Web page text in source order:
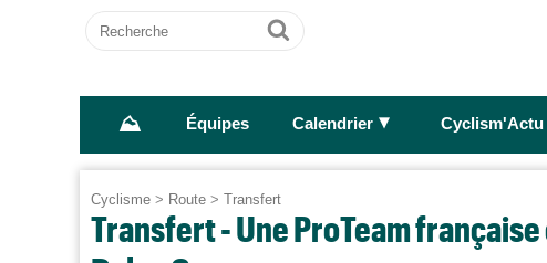
Recherche
Ok
⛰ Équipes Calendrier ► Cyclism'Actu
Cyclisme > Route > Transfert
Transfert - Une ProTeam